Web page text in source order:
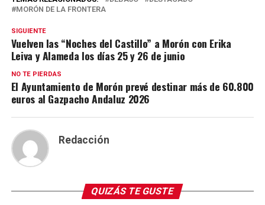
MORÓN DE LA FRONTERA
SIGUIENTE
Vuelven las “Noches del Castillo” a Morón con Erika
Leiva y Alameda los días 25 y 26 de junio
NO TE PIERDAS
El Ayuntamiento de Morón prevé destinar más de 60.800
euros al Gazpacho Andaluz 2026
Redacción
QUIZÁS TE GUSTE